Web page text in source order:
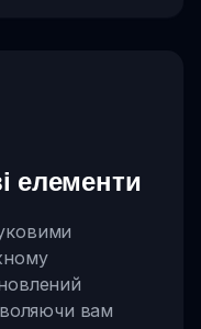
елементи
вам